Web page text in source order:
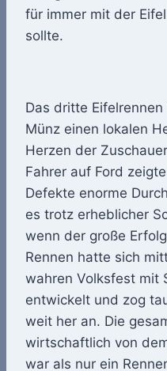
für immer mit der
sollte.
Das dritte
Münz einen lokalen
Herzen der
Fahrer auf Ford
Defekte enorme
es trotz erheblicher
wenn der große
Rennen hatte sich
wahren Volksfest mit
entwickelt und zog
weit her an. Die
wirtschaftlich von
war als nur ein